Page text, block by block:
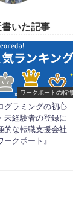
書いた記事
ワークポートの特
グラミングの初心
未経験者の登録に
的な転職支援会社
ークポート』